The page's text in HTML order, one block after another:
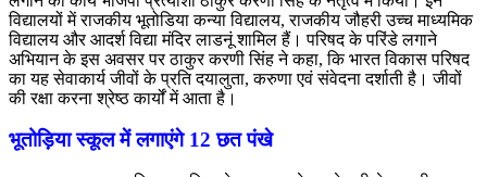
विद्यालयों में राजकीय भूतोडिया कन्या विद्यालय, राजकीय जौहरी उच्च माध्यमिक
विद्यालय और आदर्श विद्या मंदिर लाडनूं शामिल हैं। परिषद के परिंडे लगाने
अभियान के इस अवसर पर ठाकुर करणी सिंह ने कहा, कि भारत विकास परिषद
का यह सेवाकार्य जीवों के प्रति दयालुता, करुणा एवं संवेदना दर्शाती है। जीवों
की रक्षा करना श्रेष्ठ कार्यों में आता है।
भूतोड़िया स्कूल में लगाएंगे 12 छत पंखे